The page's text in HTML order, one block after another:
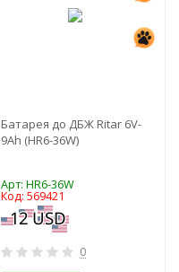
Батарея до ДБЖ Ritar 6V-
9Ah (HR6-36W)
Арт: HR6-36W
Код: 569421
0